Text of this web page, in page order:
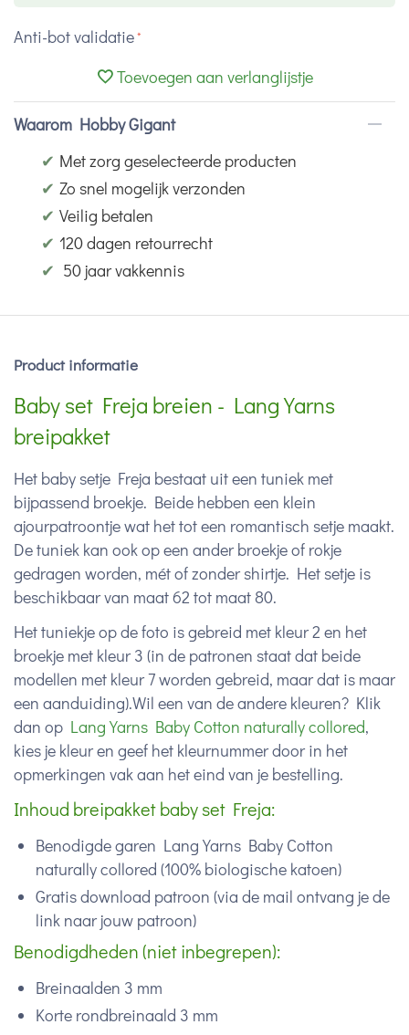
Anti-bot validatie
Toevoegen aan verlanglijstje
Waarom Hobby Gigant
✔ Met zorg geselecteerde producten
✔ Zo snel mogelijk verzonden
✔ Veilig betalen
✔ 120 dagen retourrecht
✔ 50 jaar vakkennis
Product informatie
Baby set Freja breien - Lang Yarns
breipakket
Het baby setje Freja bestaat uit een tuniek met
bijpassend broekje. Beide hebben een klein
ajourpatroontje wat het tot een romantisch setje maakt.
De tuniek kan ook op een ander broekje of rokje
gedragen worden, mét of zonder shirtje. Het setje is
beschikbaar van maat 62 tot maat 80.
Het tuniekje op de foto is gebreid met kleur 2 en het
broekje met kleur 3 (in de patronen staat dat beide
modellen met kleur 7 worden gebreid, maar dat is maar
een aanduiding).Wil een van de andere kleuren? Klik
dan op Lang Yarns Baby Cotton naturally collored,
kies je kleur en geef het kleurnummer door in het
opmerkingen vak aan het eind van je bestelling.
Inhoud breipakket baby set Freja:
Benodigde garen Lang Yarns Baby Cotton
naturally collored (100% biologische katoen)
Gratis download patroon (via de mail ontvang je de
link naar jouw patroon)
Benodigdheden (niet inbegrepen):
Breinaalden 3 mm
Korte rondbreinaald 3 mm